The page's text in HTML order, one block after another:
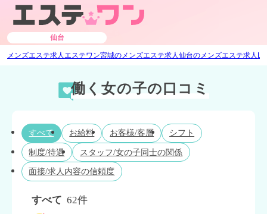
仙台
メンズエステ求人エステワン宮城のメンズエステ求人仙台のメンズエステ求人
働く女の子の口コミ
すべて お給料 お客様/客層 シフト
制度/待遇 スタッフ/女の子同士の関係
面接/求人内容の信頼度
すべて 62件